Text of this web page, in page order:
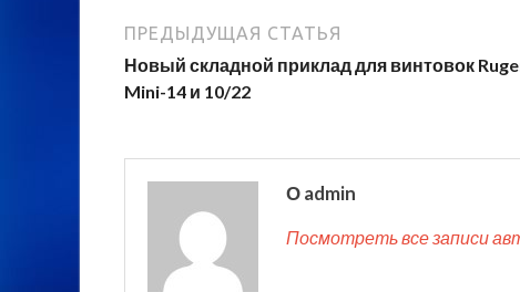
ПРЕДЫДУЩАЯ СТАТЬЯ
Новый складной приклад для винтовок
Mini-14 и 10/22
О admin
Посмотреть все записи